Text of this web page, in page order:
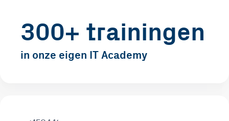
300+ trainingen
in onze eigen IT Academy